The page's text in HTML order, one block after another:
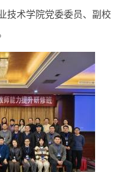
技术学院党委委员、副校